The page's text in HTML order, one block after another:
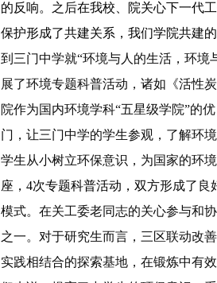
的反响。 之后在我校、院关心下一代
保护形成了共建关系，我们学院共建
到三门中学就“环境与人的生活，环
展了环境专题科普活动，诸如《活性
院作为国内环境学科“五星级学院”的
门，让三门中学的学生参观，了解环
学生从小树立环保意识，为国家的环
座，4次专题科普活动，双方形成了良
模式。在关工委老同志的关心参与和
之一。对于研究生而言，三区联动改
实践相结合的探索基地，在锻炼中有